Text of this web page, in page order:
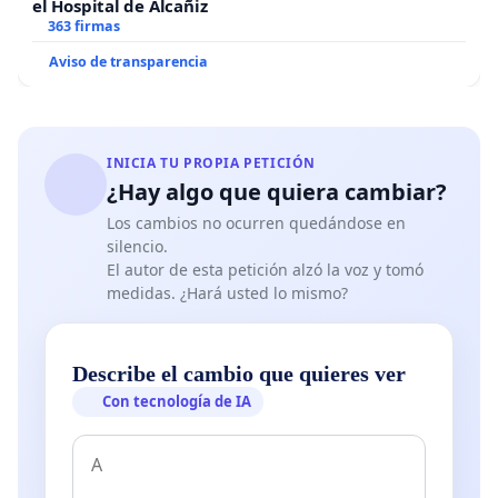
integrando los aspectos sociales y culturales así como
los efectos sobre el consumo energético.
- Una convención sobre áreas marinas protegidas en
- Una convención relativa a la explotación petrolera
- Una convención relativa a los paisajes.
- Una convención relativa a la protección del ambiente
en casos de conflictos armados.
- Una convención relativa a las catástrofes ecológicas.
- Una convención relativa al estatuto de los desplazados
el Hospital de Alcañiz
363 firmas
Aviso de transparencia
INICIA TU PROPIA PETICIÓN
¿Hay algo que quiera cambiar?
Los cambios no ocurren quedándose en
silencio.
El autor de esta petición alzó la voz y tomó
medidas. ¿Hará usted lo mismo?
Describe el cambio que quieres ver
Con tecnología de IA